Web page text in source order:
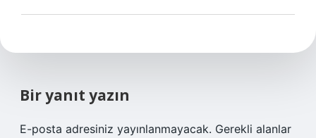
Bir yanıt yazın
E-posta adresiniz yayınlanmayacak. Gerekli alanlar